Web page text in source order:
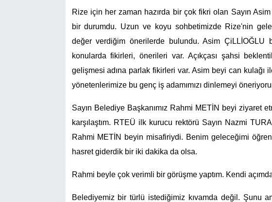
Rize için her zaman hazırda bir çok fikri olan Sayın
bir durumdu. Uzun ve koyu sohbetimizde Rize'nin
değer verdiğim önerilerde bulundu. Asim ÇiLLİOĞLU
konularda fikirleri, önerileri var. Açıkçası şahsi
gelişmesi adına parlak fikirleri var. Asim beyi can kulağı
yönetenlerimize bu genç iş adamımızı dinlemeyi
Sayın Belediye Başkanımız Rahmi METİN beyi ziyaret
karşılaştım. RTEÜ ilk kurucu rektörü Sayın Nazmi
Rahmi METİN beyin misafiriydi. Benim geleceğimi
hasret giderdik bir iki dakika da olsa.
Rahmi beyle çok verimli bir görüşme yaptım. Kendi
Belediyemiz bir türlü istediğimiz kıvamda değil. Şunu